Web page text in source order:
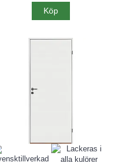
Köp